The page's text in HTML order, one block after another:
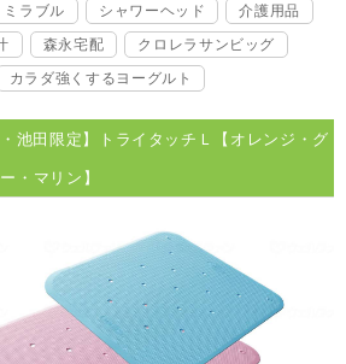
ミラブル シャワーヘッド
介護用品
森永宅配
クロレラサンビッグ
カラダ強くするヨーグルト
池田限定】トライタッチＬ【オレンジ・グ
・マリン】